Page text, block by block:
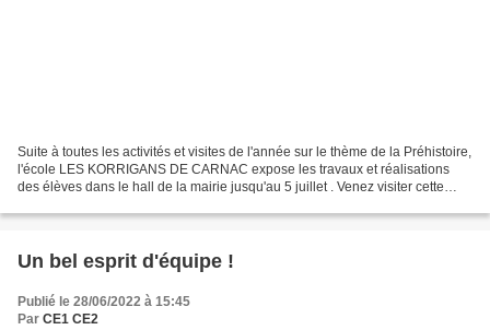
Suite à toutes les activités et visites de l'année sur le thème de la Préhistoire,
l'école LES KORRIGANS DE CARNAC expose les travaux et réalisations
des élèves dans le hall de la mairie jusqu'au 5 juillet . Venez visiter cette
Un bel esprit d'équipe !
Publié le 28/06/2022 à 15:45
Par CE1 CE2